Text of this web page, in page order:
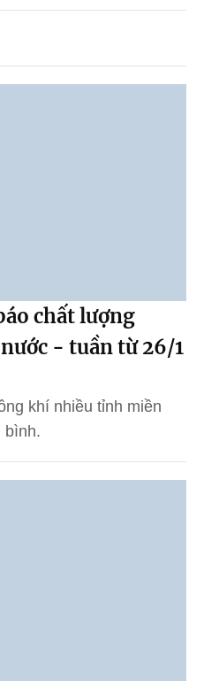
chất lượng
- tuần từ 26/1
khí nhiều tỉnh miền
bình.